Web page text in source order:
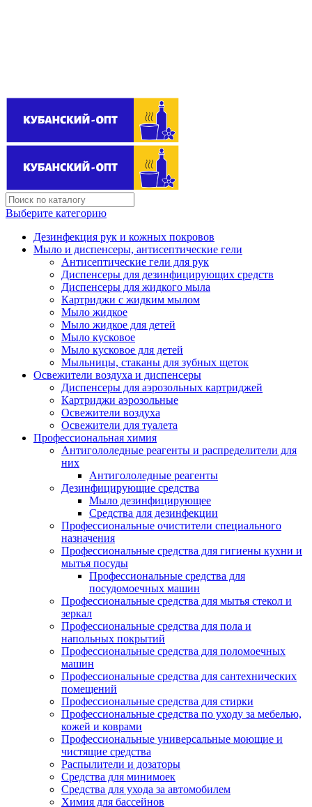
Выберите категорию
Дезинфекция рук и кожных покровов
Мыло и диспенсеры, антисептические гели
Антисептические гели для рук
Диспенсеры для дезинфицирующих средств
Диспенсеры для жидкого мыла
Картриджи с жидким мылом
Мыло жидкое
Мыло жидкое для детей
Мыло кусковое
Мыло кусковое для детей
Мыльницы, стаканы для зубных щеток
Освежители воздуха и диспенсеры
Диспенсеры для аэрозольных картриджей
Картриджи аэрозольные
Освежители воздуха
Освежители для туалета
Профессиональная химия
Антигололедные реагенты и распределители для
них
Антигололедные реагенты
Дезинфицирующие средства
Мыло дезинфицирующее
Средства для дезинфекции
Профессиональные очистители специального
назначения
Профессиональные средства для гигиены кухни и
мытья посуды
Профессиональные средства для
посудомоечных машин
Профессиональные средства для мытья стекол и
зеркал
Профессиональные средства для пола и
напольных покрытий
Профессиональные средства для поломоечных
машин
Профессиональные средства для сантехнических
помещений
Профессиональные средства для стирки
Профессиональные средства по уходу за мебелью,
кожей и коврами
Профессиональные универсальные моющие и
чистящие средства
Распылители и дозаторы
Средства для минимоек
Средства для ухода за автомобилем
Химия для бассейнов